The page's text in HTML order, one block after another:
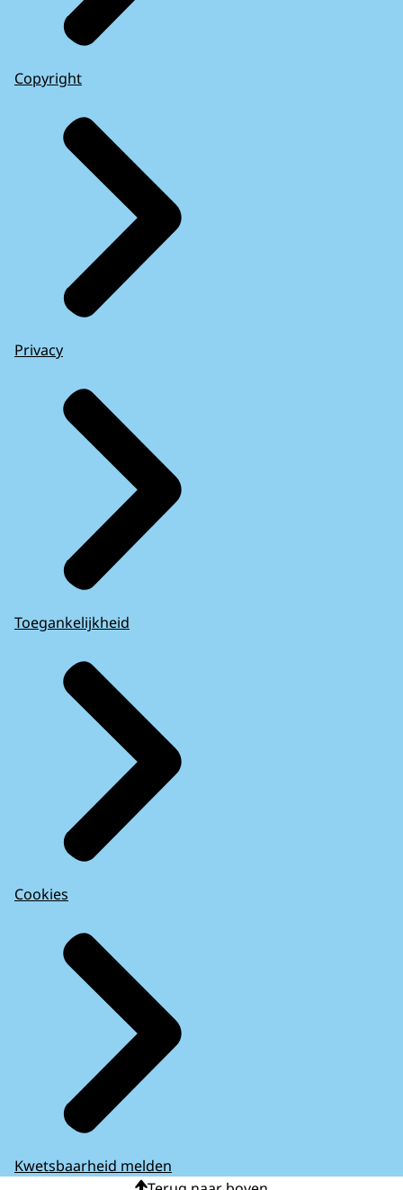
Copyright
Privacy
Toegankelijkheid
Cookies
Kwetsbaarheid melden